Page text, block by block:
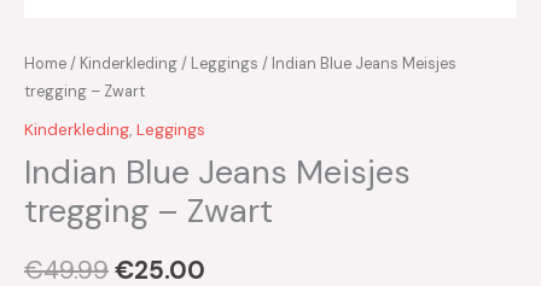
Home/ Kinderkleding/ Leggings / Indian Blue Jeans Meisjes
tregging – Zwart
Kinderkleding, Leggings
Indian Blue Jeans Meisjes
tregging – Zwart
€49.99€25.00